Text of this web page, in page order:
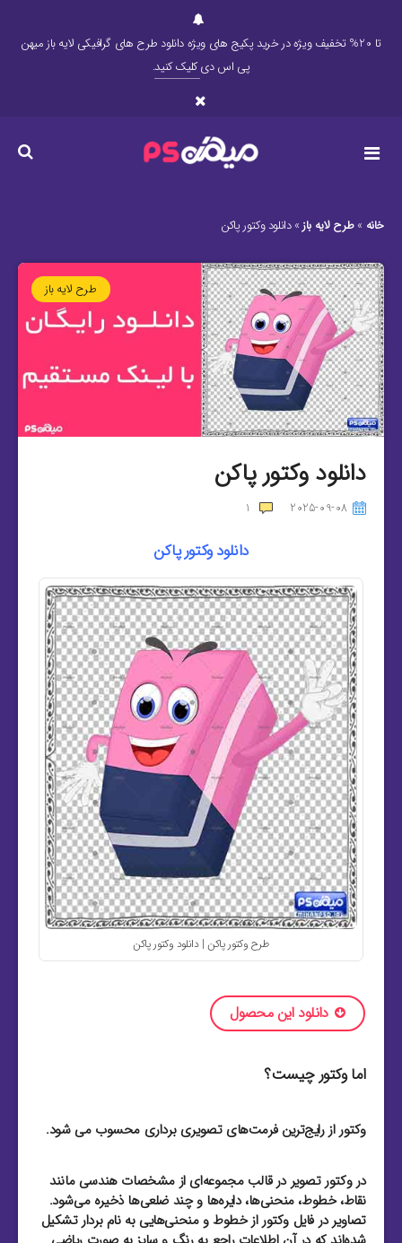
تا 20% تخفیف ویژه در خرید پکیج های ویژه دانلود طرح های گرافیکی لایه باز میهن
پی اس دیکلیک کنید.
خانه »طرح لایه باز»دانلود وکتور پاکن
طرح لایه باز
دانلود وکتور پاکن
2025-09-08
1
دانلود وکتور پاکن
طرح وکتور پاکن | دانلود وکتور پاکن
دانلود این محصول
اما وکتور چیست؟
وکتور از رایج‌ترین فرمت‌های تصویری برداری محسوب می شود.
در وکتور تصویر در قالب مجموعه‌ای از مشخصات هندسی مانند
نقاط، خطوط، منحنی‌ها، دایره‌ها و چند ضلعی‌ها ذخیره می‌شود.
تصاویر در فایل وکتور از خطوط و منحنی‌هایی به نام بردار تشکیل